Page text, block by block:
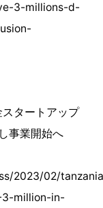
3-millions-d-
タートアップ
事業開始へ
2023/02/
million-in-